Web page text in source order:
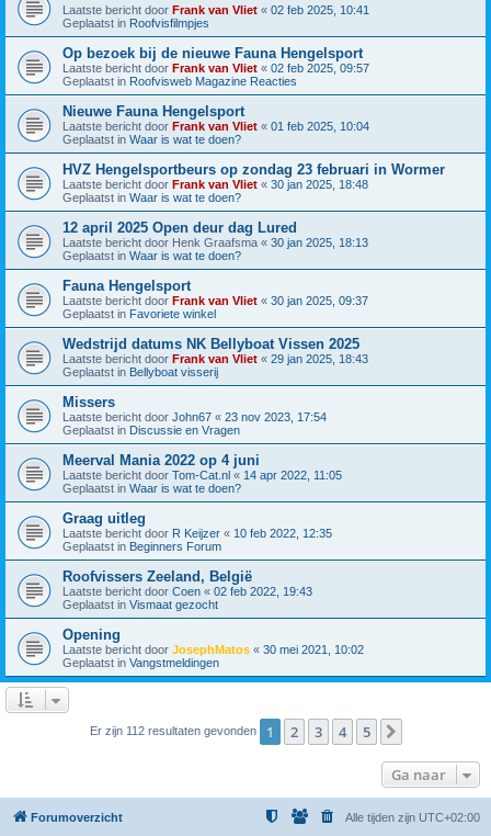
Laatste bericht door Frank van Vliet « 02 feb 2025, 10:41
Geplaatst in Roofvisfilmpjes
Op bezoek bij de nieuwe Fauna Hengelsport
Laatste bericht door Frank van Vliet « 02 feb 2025, 09:57
Geplaatst in Roofvisweb Magazine Reacties
Nieuwe Fauna Hengelsport
Laatste bericht door Frank van Vliet « 01 feb 2025, 10:04
Geplaatst in Waar is wat te doen?
HVZ Hengelsportbeurs op zondag 23 februari in Wormer
Laatste bericht door Frank van Vliet « 30 jan 2025, 18:48
Geplaatst in Waar is wat te doen?
12 april 2025 Open deur dag Lured
Laatste bericht door Henk Graafsma « 30 jan 2025, 18:13
Geplaatst in Waar is wat te doen?
Fauna Hengelsport
Laatste bericht door Frank van Vliet « 30 jan 2025, 09:37
Geplaatst in Favoriete winkel
Wedstrijd datums NK Bellyboat Vissen 2025
Laatste bericht door Frank van Vliet « 29 jan 2025, 18:43
Geplaatst in Bellyboat visserij
Missers
Laatste bericht door John67 « 23 nov 2023, 17:54
Geplaatst in Discussie en Vragen
Meerval Mania 2022 op 4 juni
Laatste bericht door Tom-Cat.nl « 14 apr 2022, 11:05
Geplaatst in Waar is wat te doen?
Graag uitleg
Laatste bericht door R Keijzer « 10 feb 2022, 12:35
Geplaatst in Beginners Forum
Roofvissers Zeeland, België
Laatste bericht door Coen « 02 feb 2022, 19:43
Geplaatst in Vismaat gezocht
Opening
Laatste bericht door JosephMatos « 30 mei 2021, 10:02
Geplaatst in Vangstmeldingen
Er zijn 112 resultaten gevonden 1 2 3 4 5
Ga naar
Forumoverzicht Alle tijden zijn UTC+02:00